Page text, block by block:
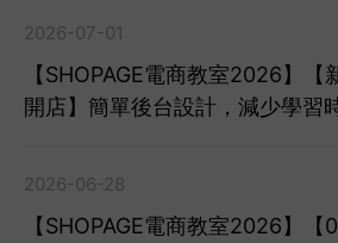
2026-07-01
【SHOPAGE電商教室2026】
開店】簡單後台設計，減少學習
2026-06-28
【SHOPAGE電商教室2026】